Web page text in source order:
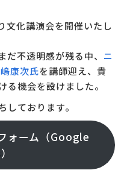
文化講演会を開催いたし
不透明感が残る中、 ニ
康次氏を講師迎え、貴
る機会を設けました。
ております。
ォーム（Google